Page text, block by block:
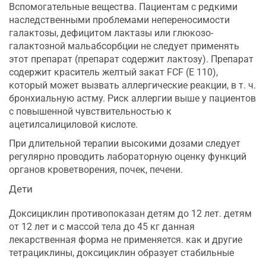
Вспомогательные вещества. Пациентам с редкими
наследственными проблемами непереносимости
галактозы, дефицитом лактазы или глюкозо-
галактозной мальабсорбции не следует применять
этот препарат (препарат содержит лактозу). Препарат
содержит краситель желтый закат FCF (Е 110),
который может вызвать аллергические реакции, в т. ч.
бронхиальную астму. Риск аллергии выше у пациентов
с повышенной чувствительностью к
ацетилсалициловой кислоте.
При длительной терапии высокими дозами следует
регулярно проводить лабораторную оценку функций
органов кроветворения, почек, печени.
Дети
Доксициклин противопоказан детям до 12 лет. детям
от 12 лет и с массой тела до 45 кг данная
лекарственная форма не применяется. как и другие
тетрациклины, доксициклин образует стабильные